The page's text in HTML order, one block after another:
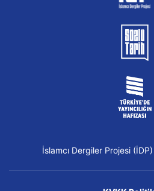
İslamcı Dergiler Projesi